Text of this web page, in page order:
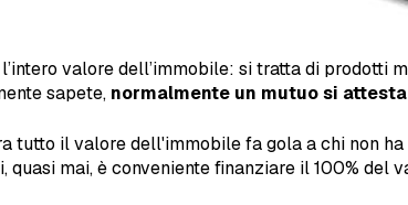
valore dell’immobile: si tratta di
sapete, normalmente un mutuo si
tutto il valore dell'immobile fa gola a chi non
mai, è conveniente finanziare il 100%